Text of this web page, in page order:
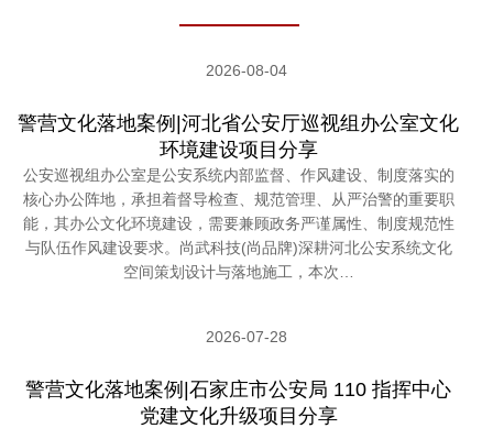
2026-08-04
警营文化落地案例|河北省公安厅巡视组办公室文化
环境建设项目分享
公安巡视组办公室是公安系统内部监督、作风建设、制度落实的
核心办公阵地，承担着督导检查、规范管理、从严治警的重要职
能，其办公文化环境建设，需要兼顾政务严谨属性、制度规范性
与队伍作风建设要求。尚武科技(尚品牌)深耕河北公安系统文化
空间策划设计与落地施工，本次…
2026-07-28
警营文化落地案例|石家庄市公安局 110 指挥中心
党建文化升级项目分享